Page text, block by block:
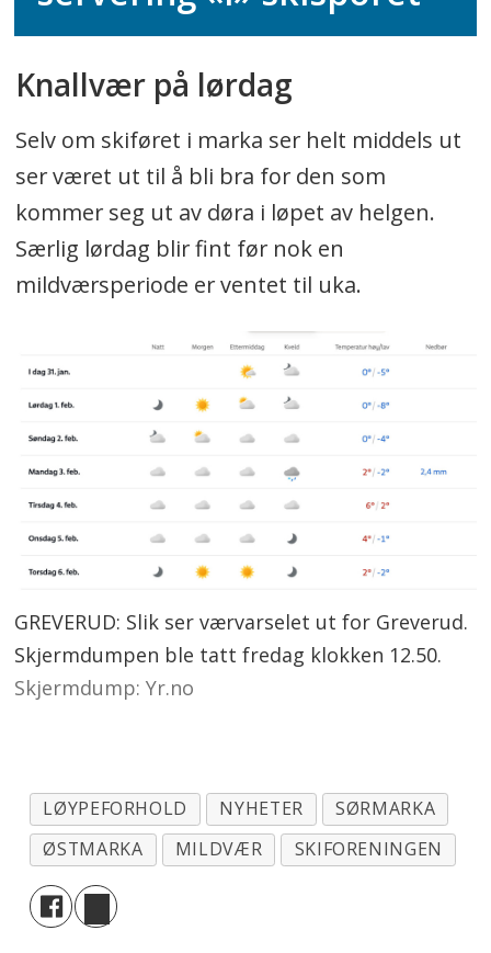
Knallvær på lørdag
Selv om skiføret i marka ser helt middels ut
ser været ut til å bli bra for den som
kommer seg ut av døra i løpet av helgen.
Særlig lørdag blir fint før nok en
mildværsperiode er ventet til uka.
GREVERUD: Slik ser værvarselet ut for Greverud.
Skjermdumpen ble tatt fredag klokken 12.50.
Skjermdump: Yr.no
LØYPEFORHOLD NYHETER
SØRMARKA
ØSTMARKA
MILDVÆR SKIFORENINGEN